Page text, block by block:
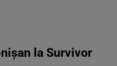
la Survivor